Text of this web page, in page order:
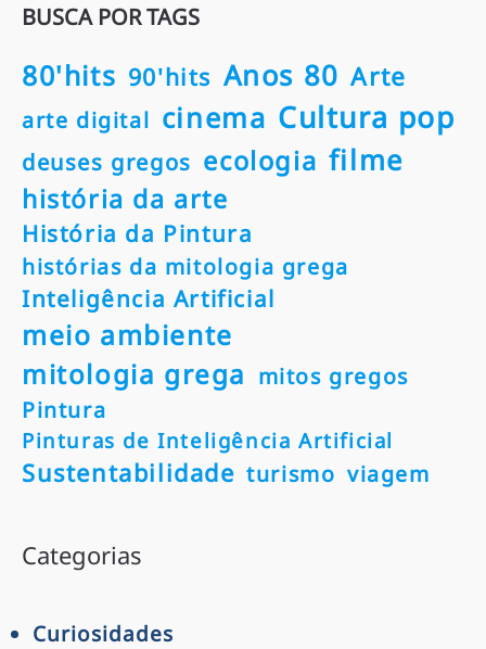
BUSCA POR TAGS
80'hits 90'hits Anos 80 Arte
arte digital cinema Cultura pop
deuses gregos ecologia filme
história da arte
História da Pintura
histórias da mitologia grega
Inteligência Artificial
meio ambiente
mitologia grega mitos gregos
Pintura
Pinturas de Inteligência Artificial
Sustentabilidade turismo viagem
Categorias
Curiosidades